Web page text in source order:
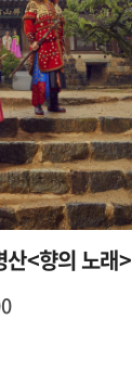
산<향의 노래>